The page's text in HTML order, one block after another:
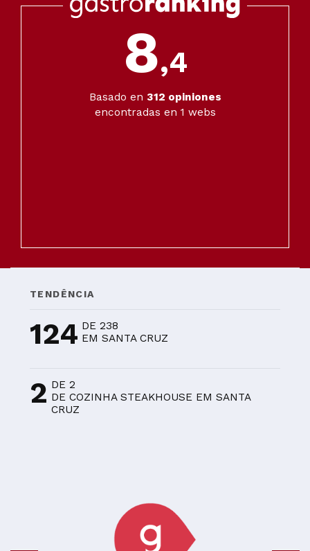
8,4
Basado en 312 opiniones
encontradas en 1 webs
TENDÊNCIA
124 DE 238
EM SANTA CRUZ
2 DE 2
DE COZINHA STEAKHOUSE EM SANTA
CRUZ